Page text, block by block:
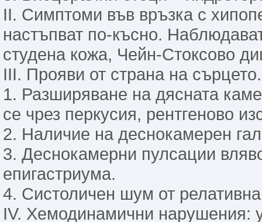
ІІ. Симптоми във връзка с
настъпват по-късно.
студена кожа, Чейн-Стоксово
ІІІ. Прояви от страна на сърцето.
1. Разширяване на дясната
се чрез перкусия, рентгеново
2. Наличие на деснокамерен
3. Деснокамерни пулсации
епигастриума.
4. Систоличен шум от
ІV. Хемодинамични нарушения: